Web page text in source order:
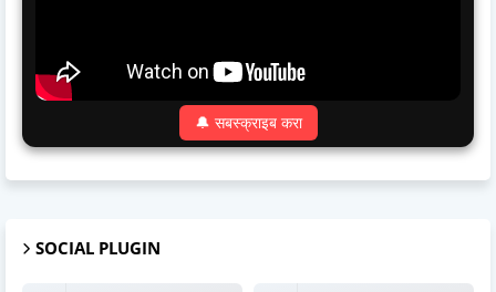
🔔 सबस्क्राइब करा
SOCIAL PLUGIN